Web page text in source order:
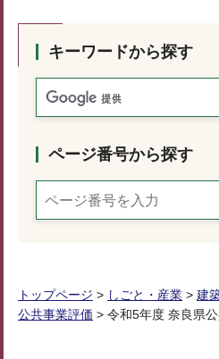
キーワードから探す
ページ番号から探す
トップページ > しごと・産業 > 建
公共事業評価 > 令和5年度 奈良県